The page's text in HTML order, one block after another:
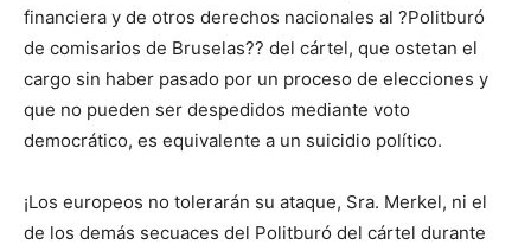
financiera y de otros derechos nacionales al ?Politburó
de comisarios de Bruselas?? del cártel, que ostetan el
cargo sin haber pasado por un proceso de elecciones y
que no pueden ser despedidos mediante voto
democrático, es equivalente a un suicidio político.
¡Los europeos no tolerarán su ataque, Sra. Merkel, ni el
de los demás secuaces del Politburó del cártel durante